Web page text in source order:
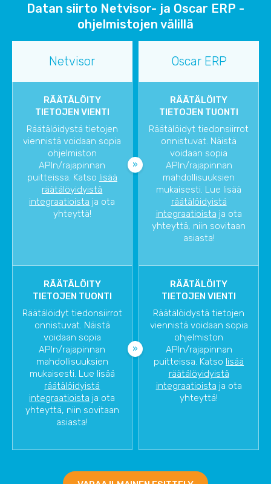
Datan siirto Netvisor- ja Oscar ERP -
ohjelmistojen välillä
Netvisor Oscar ERP
RÄÄTÄLÖITY
TIETOJEN VIENTI
Räätälöidystä tietojen
viennistä voidaan sopia
ohjelmiston
APIn/rajapinnan
puitteissa. Katso lisää
räätälöyidyistä
integraatioista ja ota
yhteyttä!
RÄÄTÄLÖITY
TIETOJEN TUONTI
Räätälöidyt tiedonsiirrot
onnistuvat. Näistä
voidaan sopia
APIn/rajapinnan
mahdollisuuksien
mukaisesti. Lue lisää
räätälöidyistä
integraatioista ja ota
yhteyttä, niin sovitaan
asiasta!
RÄÄTÄLÖITY
TIETOJEN TUONTI
Räätälöidyt tiedonsiirrot
onnistuvat. Näistä
voidaan sopia
APIn/rajapinnan
mahdollisuuksien
mukaisesti. Lue lisää
räätälöidyistä
integraatioista ja ota
yhteyttä, niin sovitaan
asiasta!
RÄÄTÄLÖITY
TIETOJEN VIENTI
Räätälöidystä tietojen
viennistä voidaan sopia
ohjelmiston
APIn/rajapinnan
puitteissa. Katso lisää
räätälöyidyistä
integraatioista ja ota
yhteyttä!